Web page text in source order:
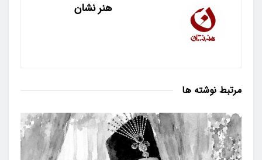
هنر نشان
مرتبط نوشته ها